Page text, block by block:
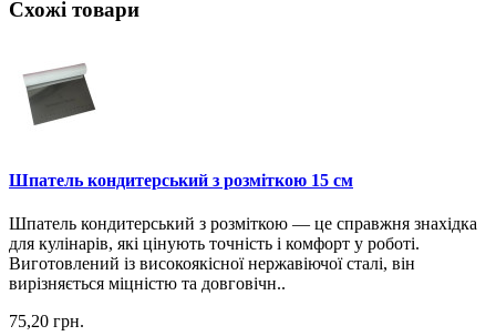
Схожі товари
Шпатель кондитерський з розміткою 15 см
Шпатель кондитерський з розміткою — це справжня знахідка
для кулінарів, які цінують точність і комфорт у роботі.
Виготовлений із високоякісної нержавіючої сталі, він
вирізняється міцністю та довговічн..
75,20 грн.